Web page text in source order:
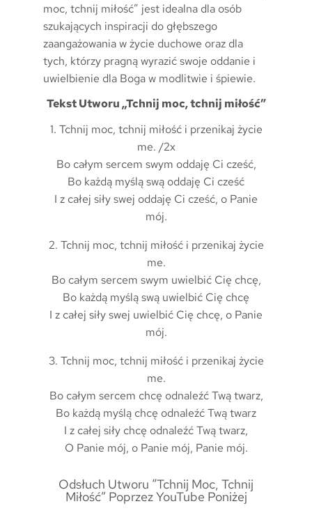
moc, tchnij miłość” jest idealna dla osób
szukających inspiracji do głębszego
zaangażowania w życie duchowe oraz dla
tych, którzy pragną wyrazić swoje oddanie i
uwielbienie dla Boga w modlitwie i śpiewie.
Tekst Utworu „Tchnij moc, tchnij miłość”
1. Tchnij moc, tchnij miłość i przenikaj życie
me. /2x
Bo całym sercem swym oddaję Ci cześć,
Bo każdą myślą swą oddaję Ci cześć
I z całej siły swej oddaję Ci cześć, o Panie
mój.
2. Tchnij moc, tchnij miłość i przenikaj życie
me.
Bo całym sercem swym uwielbić Cię chcę,
Bo każdą myślą swą uwielbić Cię chcę
I z całej siły swej uwielbić Cię chcę, o Panie
mój.
3. Tchnij moc, tchnij miłość i przenikaj życie
me.
Bo całym sercem chcę odnaleźć Twą twarz,
Bo każdą myślą chcę odnaleźć Twą twarz
I z całej siły chcę odnaleźć Twą twarz,
O Panie mój, o Panie mój, Panie mój.
Odsłuch Utworu “Tchnij Moc, Tchnij
Miłość” Poprzez YouTube Poniżej